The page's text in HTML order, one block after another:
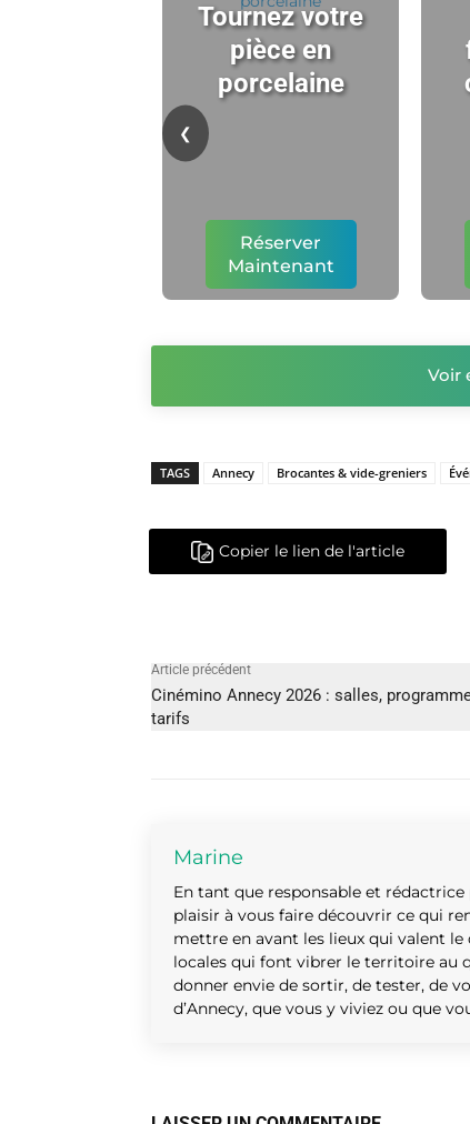
Tournez votre
pièce en
porcelaine
Réserver
Maintenant
❮
Voir
TAGS Annecy Brocantes & vide-greniers
Copier le lien de l'article
Article précédent
Cinémino Annecy 2026 : salles,
tarifs
Marine
En tant que responsable et
plaisir à vous faire découvrir ce qui
mettre en avant les lieux qui valent
locales qui font vibrer le territoire au
donner envie de sortir, de tester, de
d’Annecy, que vous y viviez ou que